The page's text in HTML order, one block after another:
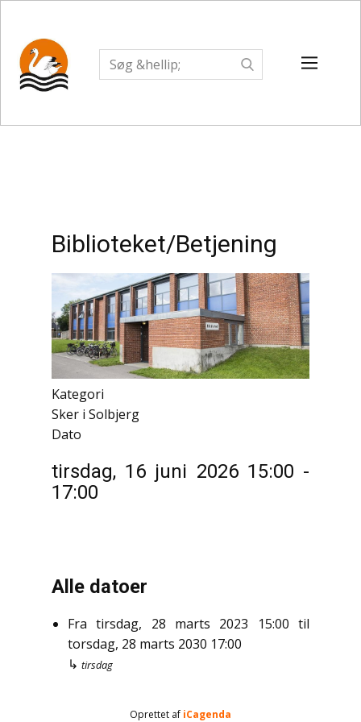
Biblioteket/Betjening
Kategori
Sker i Solbjerg
Dato
tirsdag, 16 juni 2026 15:00 -
17:00
Alle datoer
Fra tirsdag, 28 marts 2023 15:00 til
torsdag, 28 marts 2030 17:00
↳ tirsdag
Oprettet af iCagenda